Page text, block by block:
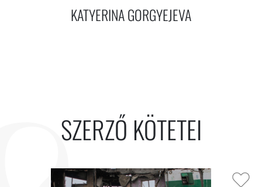
KATYERINA GORGYEJEVA
SZERZŐ KÖTETEI